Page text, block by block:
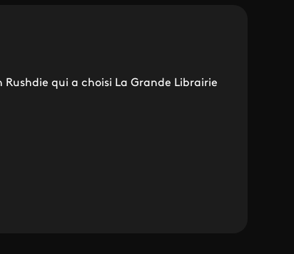
qui a choisi La Grande Librairie